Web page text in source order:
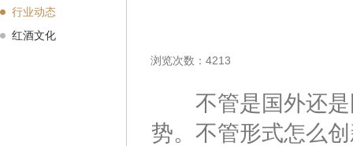
行业动态
红酒文化
浏览次数：4213
不管是国外还是
势。不管形式怎么